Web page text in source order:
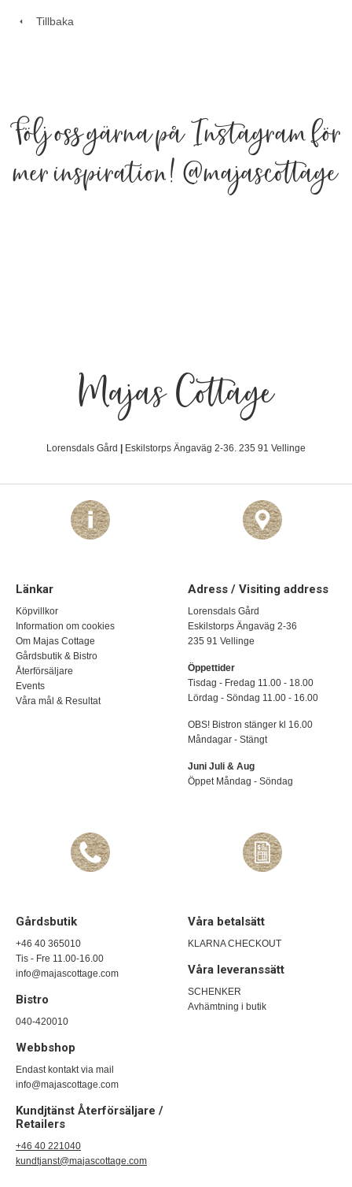
Tillbaka
Följ oss gärna på Instagram för
mer inspiration!@majascottage
Majas Cottage
Lorensdals Gård Eskilstorps Ängaväg 2-36. 235 91 Vellinge
Länkar
Köpvillkor
Information om cookies
Om Majas Cottage
Gårdsbutik & Bistro
Återförsäljare
Events
Våra mål & Resultat
Adress / Visiting address
Lorensdals Gård
Eskilstorps Ängaväg 2-36
235 91 Vellinge
Öppettider
Tisdag - Fredag 11.00 - 18.00
Lördag - Söndag 11.00 - 16.00
OBS! Bistron stänger kl 16.00
Måndagar - Stängt
Juni Juli & Aug
Öppet Måndag - Söndag
Gårdsbutik
+46 40 365010
Tis - Fre 11.00-16.00
info@majascottage.com
Bistro
040-420010
Webbshop
Endast kontakt via mail
info@majascottage.com
Kundjtänst Återförsäljare /
Retailers
+46 40 221040
kundtjanst@majascottage.com
Våra betalsätt
KLARNA CHECKOUT
Våra leveranssätt
SCHENKER
Avhämtning i butik